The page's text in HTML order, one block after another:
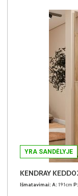
YRA SANDĖLYJE
KENDRAY
Išmatavimai: A: 191cm P: